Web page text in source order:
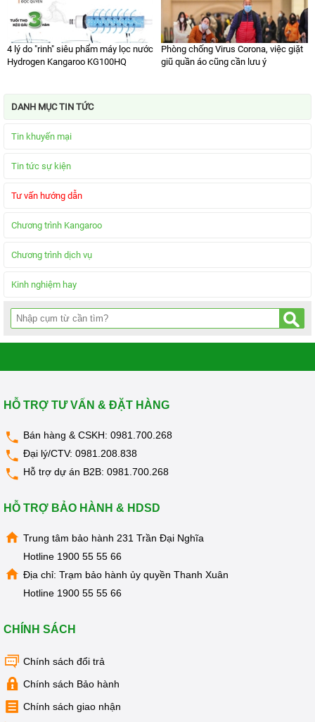
4 lý do "rinh" siêu phẩm máy lọc nước
Hydrogen Kangaroo KG100HQ
Phòng chống Virus Corona, việc giặt
giũ quần áo cũng cần lưu ý
DANH MỤC TIN TỨC
Tin khuyến mại
Tin tức sự kiện
Tư vấn hướng dẫn
Chương trình Kangaroo
Chương trình dịch vụ
Kinh nghiệm hay
HỖ TRỢ TƯ VẤN & ĐẶT HÀNG
Bán hàng & CSKH: 0981.700.268
Đại lý/CTV: 0981.208.838
Hỗ trợ dự án B2B: 0981.700.268
HỖ TRỢ BẢO HÀNH & HDSD
Trung tâm bảo hành 231 Trần Đại Nghĩa
Hotline 1900 55 55 66
Địa chỉ: Trạm bảo hành ủy quyền Thanh Xuân
Hotline 1900 55 55 66
CHÍNH SÁCH
Chính sách đổi trả
Chính sách Bảo hành
Chính sách giao nhận